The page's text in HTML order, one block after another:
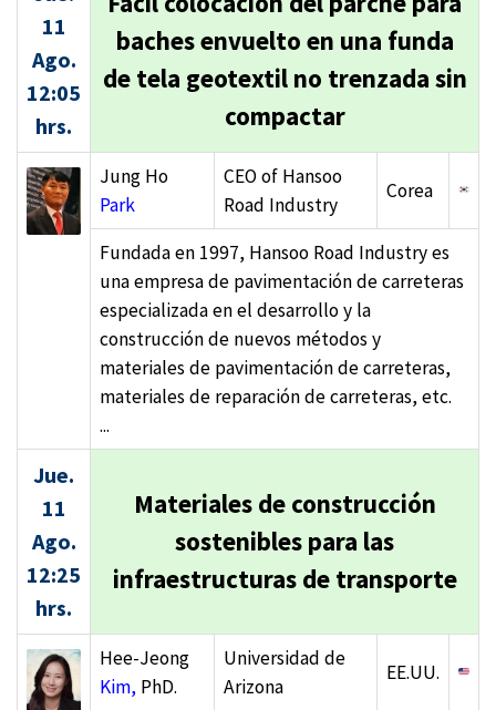
11
Ago.
12:05
hrs.
baches envuelto en una funda
de tela geotextil no trenzada sin
compactar
Jung Ho
Park
CEO of Hansoo
Road Industry
Corea
Fundada en 1997, Hansoo Road Industry es
una empresa de pavimentación de carreteras
especializada en el desarrollo y la
construcción de nuevos métodos y
materiales de pavimentación de carreteras,
materiales de reparación de carreteras, etc.
...
Jue.
11
Ago.
12:25
hrs.
Materiales de construcción
sostenibles para las
infraestructuras de transporte
Hee-Jeong
Kim, PhD.
Universidad de
Arizona
EE.UU.